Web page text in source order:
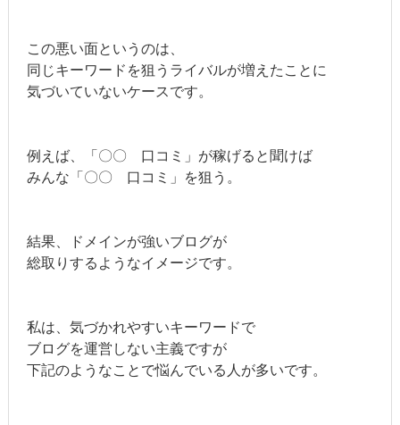
この悪い面というのは、
同じキーワードを狙うライバルが増えたことに
気づいていないケースです。
例えば、「〇〇 口コミ」が稼げると聞けば
みんな「〇〇 口コミ」を狙う。
結果、ドメインが強いブログが
総取りするようなイメージです。
私は、気づかれやすいキーワードで
ブログを運営しない主義ですが
下記のようなことで悩んでいる人が多いです。